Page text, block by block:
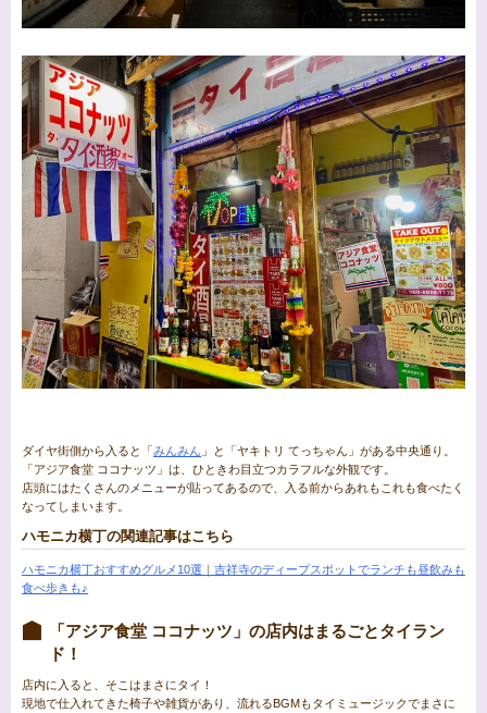
ダイヤ街側から入ると「みんみん 」と「ヤキトリ てっちゃん」がある中央通り。
「アジア食堂 ココナッツ」は、ひときわ目立つカラフルな外観です。
店頭にはたくさんのメニューが貼ってあるので、入る前からあれもこれも食べたく
なってしまいます。
ハモニカ横丁の関連記事はこちら
ハモニカ横丁おすすめグルメ10選｜吉祥寺のディープスポットでランチも昼飲みも
食べ歩きも♪
「アジア食堂 ココナッツ」の店内はまるごとタイラン
ド！
店内に入ると、そこはまさにタイ！
現地で仕入れてきた椅子や雑貨があり、流れるBGMもタイミュージックでまさに